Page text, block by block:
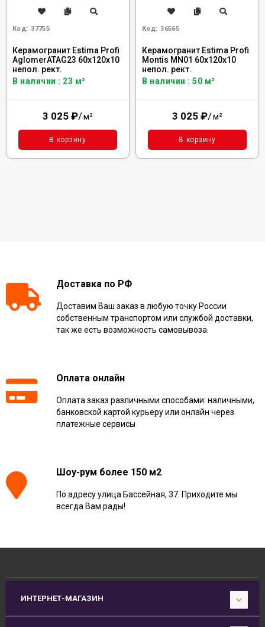
Код: 37755
Керамогранит Estima Profi
AglomerATAG23 60x120x10
непол. рект.
В наличии : 23 м²
3 025 ₽/м²
В корзину
Код: 36565
Керамогранит Estima Profi
Montis MN01 60x120x10
непол. рект.
В наличии : 50 м²
3 025 ₽/м²
В корзину
Доставка по РФ
Доставим Ваш заказ в любую точку России
собственным транспортом или службой доставки,
так же есть возможность самовывоза.
Оплата онлайн
Оплата заказ различными способами: наличными,
банковской картой курьеру или онлайн через
платежные сервисы
Шоу-рум более 150 м2
По адресу улица Бассейная, 37. Приходите мы
всегда Вам рады!
ИНТЕРНЕТ-МАГАЗИН